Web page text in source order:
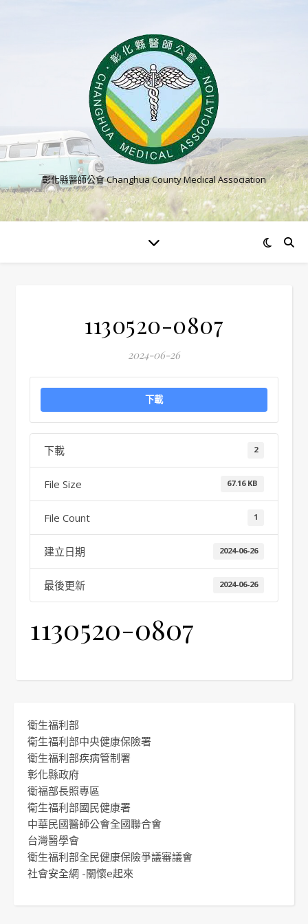
彰化縣醫師公會 Changhua County Medical Association
1130520-0807
2024-06-26
下載
下載 2
File Size 67.16 KB
File Count 1
建立日期 2024-06-26
最後更新 2024-06-26
1130520-0807
衛生福利部
衛生福利部中央健康保險署
衛生福利部疾病管制署
彰化縣政府
衛福部長照專區
衛生福利部國民健康署
中華民國醫師公會全國聯合會
台灣醫學會
衛生福利部全民健康保險爭議審議會
社會安全網 -關懷e起來